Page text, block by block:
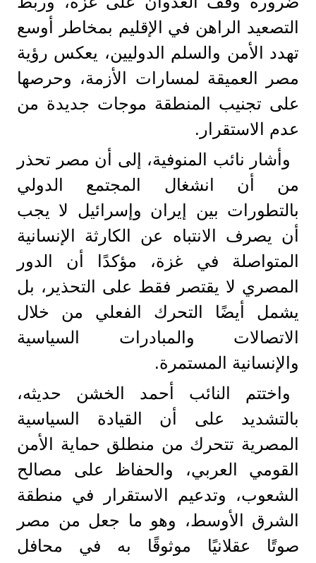
التصعيد الراهن في الإقليم بمخاطر أوسع
تهدد الأمن والسلم الدوليين، يعكس رؤية
مصر العميقة لمسارات الأزمة، وحرصها
على تجنيب المنطقة موجات جديدة من
عدم الاستقرار.
وأشار نائب المنوفية، إلى أن مصر تحذر
من أن انشغال المجتمع الدولي
بالتطورات بين إيران وإسرائيل لا يجب
أن يصرف الانتباه عن الكارثة الإنسانية
المتواصلة في غزة، مؤكدًا أن الدور
المصري لا يقتصر فقط على التحذير، بل
يشمل أيضًا التحرك الفعلي من خلال
الاتصالات والمبادرات السياسية
والإنسانية المستمرة.
واختتم النائب أحمد الخشن حديثه،
بالتشديد على أن القيادة السياسية
المصرية تتحرك من منطلق حماية الأمن
القومي العربي، والحفاظ على مصالح
الشعوب، وتدعيم الاستقرار في منطقة
الشرق الأوسط، وهو ما جعل من مصر
صوتًا عقلانيًا موثوقًا به في محافل